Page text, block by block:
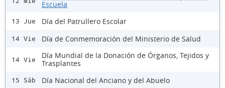
Escuela
13 Jue Día del Patrullero Escolar
14 Vie Día de Conmemoración del Ministerio de Salud
14 Vie
Día Mundial de la Donación de Órganos, Tejidos y
Trasplantes
15 Sáb Día Nacional del Anciano y del Abuelo